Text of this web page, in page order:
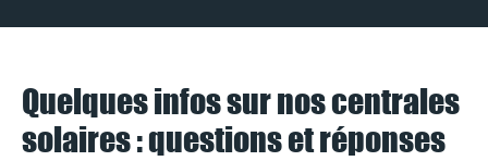
Quelques infos sur nos centrales
solaires : questions et réponses